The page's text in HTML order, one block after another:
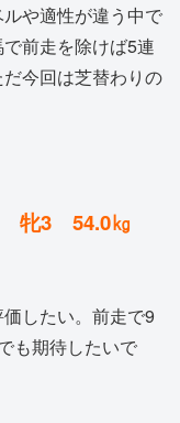
や適性が違う中で
前走を除けば5連
今回は芝替わりの
牝3 54.0㎏
したい。前走で9
も期待したいで